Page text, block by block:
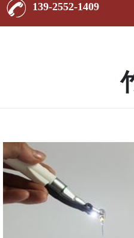
139-2552-1409